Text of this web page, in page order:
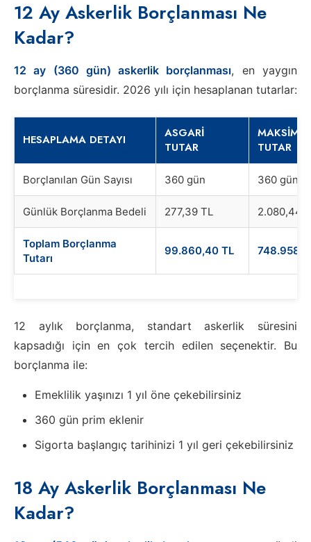
12 Ay Askerlik Borçlanması Ne
Kadar?
12 ay (360 gün) askerlik borçlanması, en yaygın
borçlanma süresidir. 2026 yılı için hesaplanan tutarlar:
HESAPLAMA DETAYI
ASGARI
TUTAR
TUTAR
Borçlanılan Gün Sayısı 360 gün 360 gün
Günlük Borçlanma Bedeli 277,39 TL 2.080,44
Toplam Borçlanma
Tutarı
99.860,40 TL
12 aylık borçlanma, standart askerlik süresini
kapsadığı için en çok tercih edilen seçenektir. Bu
borçlanma ile:
Emeklilik yaşınızı 1 yıl öne çekebilirsiniz
360 gün prim eklenir
Sigorta başlangıç tarihinizi 1 yıl geri çekebilirsiniz
18 Ay Askerlik Borçlanması Ne
Kadar?